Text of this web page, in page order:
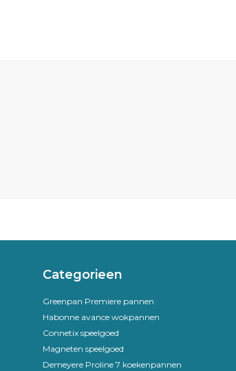
Categorieen
Greenpan Premiere pannen
Habonne avance wokpannen
Connetix speelgoed
Magneten speelgoed
Demeyere Proline 7 koekenpannen